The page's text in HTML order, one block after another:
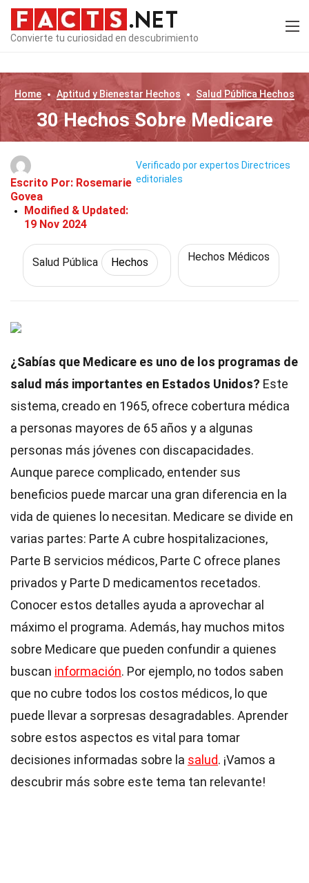
Convierte tu curiosidad en descubrimiento
Home Aptitud y Bienestar Hechos Salud Pública Hechos
30 Hechos Sobre Medicare
Escrito Por: Rosemarie
Govea
Modified & Updated:
19 Nov 2024
Verificado por expertos Directrices
editoriales
Salud Pública Hechos Hechos Médicos
¿Sabías que Medicare es uno de los programas de
salud más importantes en Estados Unidos? Este
sistema, creado en 1965, ofrece cobertura médica
a personas mayores de 65 años y a algunas
personas más jóvenes con discapacidades.
Aunque parece complicado, entender sus
beneficios puede marcar una gran diferencia en la
vida de quienes lo necesitan. Medicare se divide en
varias partes: Parte A cubre hospitalizaciones,
Parte B servicios médicos, Parte C ofrece planes
privados y Parte D medicamentos recetados.
Conocer estos detalles ayuda a aprovechar al
máximo el programa. Además, hay muchos mitos
sobre Medicare que pueden confundir a quienes
buscan información. Por ejemplo, no todos saben
que no cubre todos los costos médicos, lo que
puede llevar a sorpresas desagradables. Aprender
sobre estos aspectos es vital para tomar
decisiones informadas sobre la salud. ¡Vamos a
descubrir más sobre este tema tan relevante!